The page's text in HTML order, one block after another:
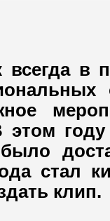
всегда в
этом
стал
клип.